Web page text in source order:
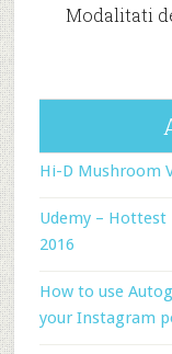
Modalitati
Hi-D Mushroom
Udemy – Hottest
2016
How to use
your Instagram